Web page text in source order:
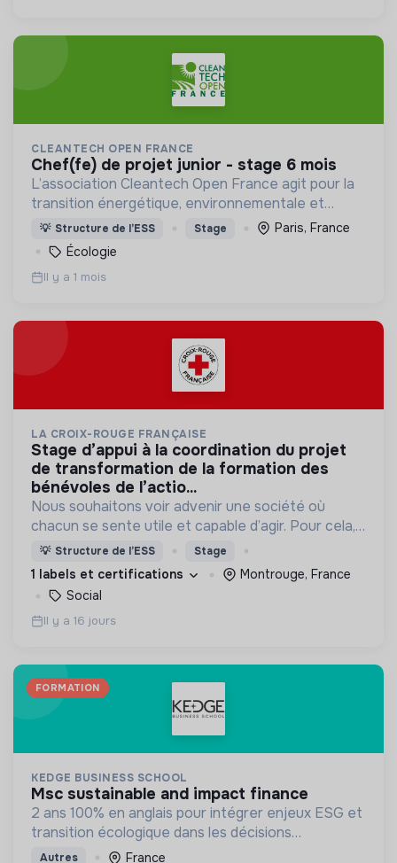
CLEANTECH OPEN FRANCE
chef(fe) de projet junior - stage 6 mois
L’association Cleantech Open France agit pour la
transition énergétique, environnementale et
climatique par le développement des technologies
propres. Ecosystème de 650 entreprises éco-
innovantes.
💡 Structure de l’ESS Stage
Paris, France
Écologie
Il y a 1 mois
LA CROIX-ROUGE FRANÇAISE
stage d’appui à la coordination du projet
de transformation de la formation des
bénévoles de l’actio...
Nous souhaitons voir advenir une société où
chacun se sente utile et capable d’agir. Pour cela,
nous proposons des moyens et des lieux
d’engagement innovants et adaptés à tous.
💡 Structure de l’ESS Stage
1 labels et certifications
Montrouge, France
Social
Il y a 16 jours
FORMATION
KEDGE BUSINESS SCHOOL
msc sustainable and impact finance
2 ans 100% en anglais pour intégrer enjeux ESG et
transition écologique dans les décisions
financières et la stratégie des organisations
Autres France